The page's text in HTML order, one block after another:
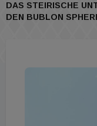
DAS STEIRISCHE
DEN BUBLON